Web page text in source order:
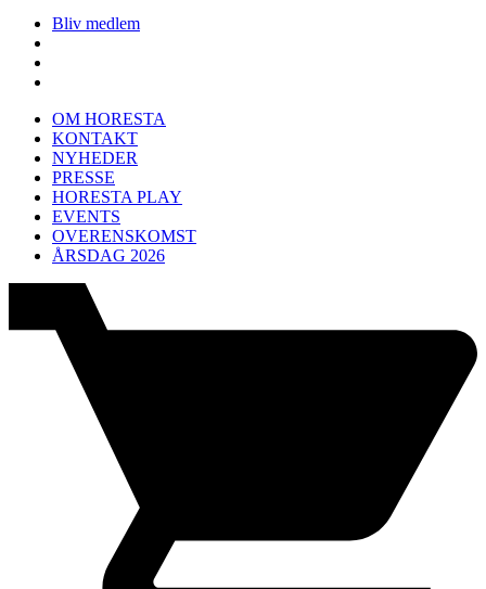
Bliv medlem
OM HORESTA
KONTAKT
NYHEDER
PRESSE
HORESTA PLAY
EVENTS
OVERENSKOMST
ÅRSDAG 2026